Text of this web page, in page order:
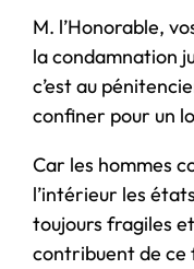
M. l’Honorable,
la condamnation
c’est au
confiner pour un
Car les hommes
l’intérieur les
toujours fragiles
contribuent de ce